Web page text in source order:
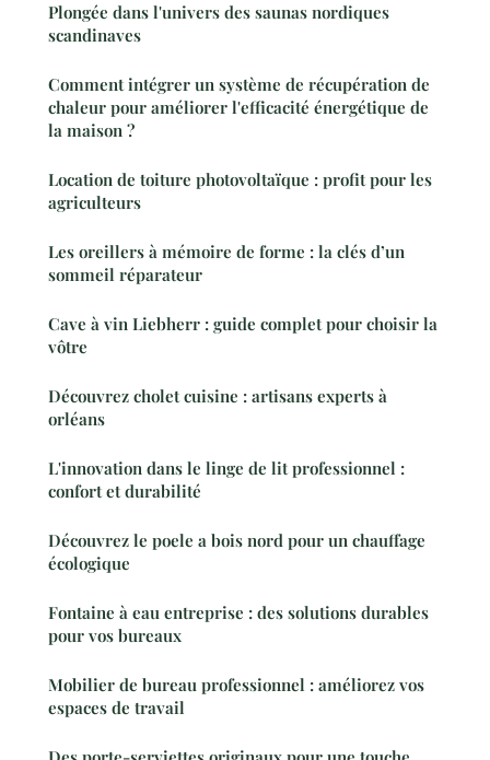
Plongée dans l'univers des saunas nordiques
scandinaves
Comment intégrer un système de récupération de
chaleur pour améliorer l'efficacité énergétique de
la maison ?
Location de toiture photovoltaïque : profit pour les
agriculteurs
Les oreillers à mémoire de forme : la clés d’un
sommeil réparateur
Cave à vin Liebherr : guide complet pour choisir la
vôtre
Découvrez cholet cuisine : artisans experts à
orléans
L'innovation dans le linge de lit professionnel :
confort et durabilité
Découvrez le poele a bois nord pour un chauffage
écologique
Fontaine à eau entreprise : des solutions durables
pour vos bureaux
Mobilier de bureau professionnel : améliorez vos
espaces de travail